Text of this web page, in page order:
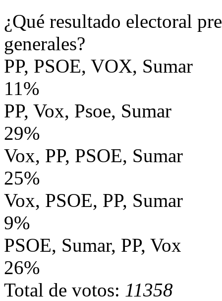
¿Qué resultado electoral
generales?
PP, PSOE, VOX, Sumar
11%
PP, Vox, Psoe, Sumar
29%
Vox, PP, PSOE, Sumar
25%
Vox, PSOE, PP, Sumar
9%
PSOE, Sumar, PP, Vox
26%
Total de votos: 11358